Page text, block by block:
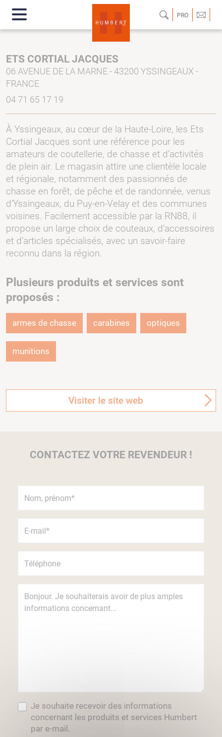
PRO
ETS CORTIAL JACQUES
06 AVENUE DE LA MARNE - 43200 YSSINGEAUX -
FRANCE
04 71 65 17 19
À Yssingeaux, au cœur de la Haute-Loire, les Ets
Cortial Jacques sont une référence pour les
amateurs de coutellerie, de chasse et d’activités
de plein air. Le magasin attire une clientèle locale
et régionale, notamment des passionnés de
chasse en forêt, de pêche et de randonnée, venus
d’Yssingeaux, du Puy-en-Velay et des communes
voisines. Facilement accessible par la RN88, il
propose un large choix de couteaux, d’accessoires
et d’articles spécialisés, avec un savoir-faire
reconnu dans la région.
Plusieurs produits et services sont
proposés :
armes de chasse carabines optiques
munitions
Visiter le site web
CONTACTEZ VOTRE REVENDEUR !
Je souhaite recevoir des informations
concernant les produits et services Humbert
par e-mail.